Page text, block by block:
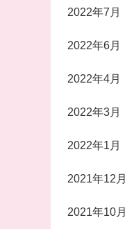
2022年7月
2022年6月
2022年4月
2022年3月
2022年1月
2021年12月
2021年10月